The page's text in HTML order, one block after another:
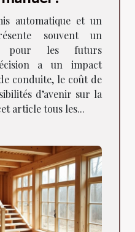
automatique et un
souvent un
pour les futurs
a un impact
conduite, le coût de
d’avenir sur la
article tous les...